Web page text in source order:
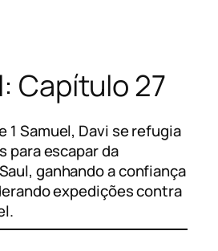
Capítulo 27
1 Samuel, Davi se refugia
escapar da
ganhando a confiança
expedições contra